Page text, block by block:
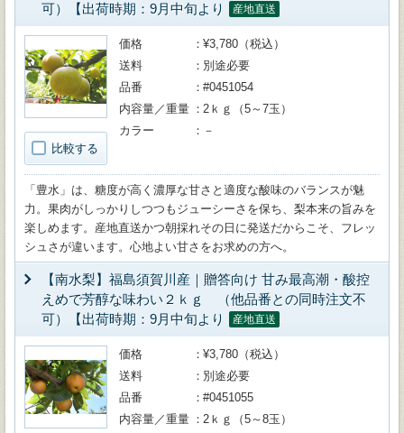
可）【出荷時期：9月中旬より
産地直送
比較する
価格
¥3,780（税込）
送料
別途必要
品番
#0451054
内容量／重量
2ｋｇ（5～7玉）
カラー
－
「豊水」は、糖度が高く濃厚な甘さと適度な酸味のバランスが魅
力。果肉がしっかりしつつもジューシーさを保ち、梨本来の旨みを
楽しめます。産地直送かつ朝採れその日に発送だからこそ、フレッ
シュさが違います。心地よい甘さをお求めの方へ。
【南水梨】福島須賀川産｜贈答向け 甘み最高潮・酸控
えめで芳醇な味わい２ｋｇ （他品番との同時注文不
可）【出荷時期：9月中旬より
産地直送
価格
¥3,780（税込）
送料
別途必要
品番
#0451055
内容量／重量
2ｋｇ（5～8玉）